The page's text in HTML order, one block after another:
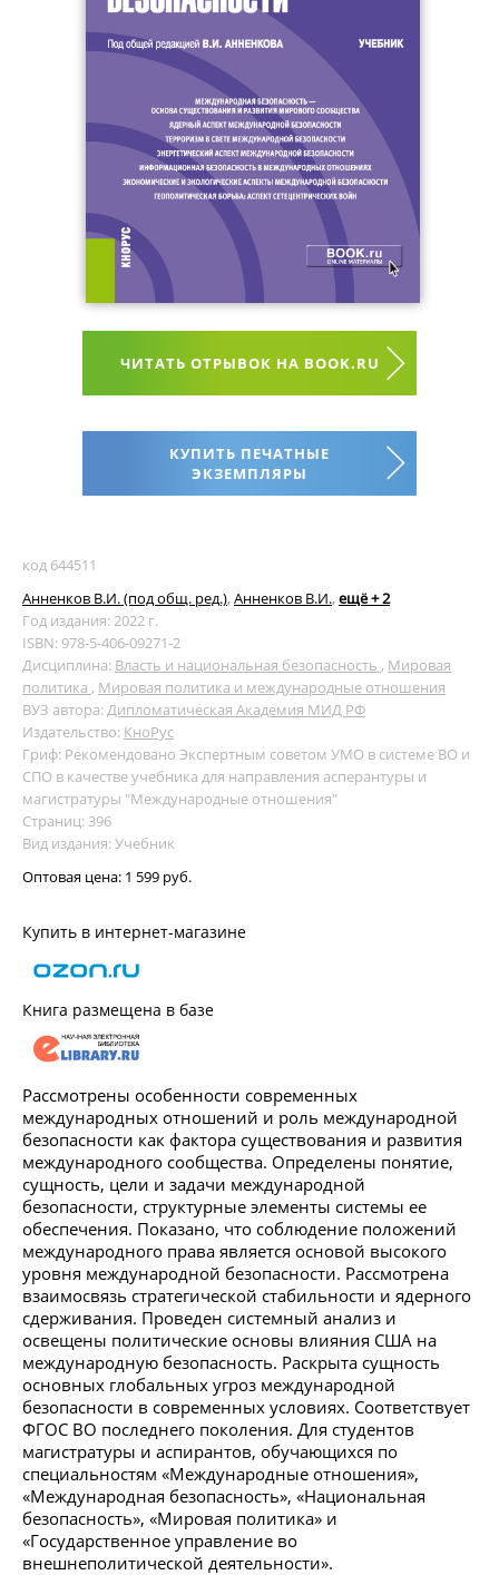
ЧИТАТЬ ОТРЫВОК НА BOOK.RU
КУПИТЬ ПЕЧАТНЫЕ
ЭКЗЕМПЛЯРЫ
код 644511
Анненков В.И. (под общ. ред.), Анненков В.И., ещё + 2
Год издания: 2022 г.
ISBN: 978-5-406-09271-2
Дисциплина: Власть и национальная безопасность , Мировая
политика , Мировая политика и международные отношения
ВУЗ автора:Дипломатическая Академия МИД РФ
Издательство: КноРус
Гриф: Рекомендовано Экспертным советом УМО в системе ВО и
СПО в качестве учебника для направления асперантуры и
магистратуры "Международные отношения"
Страниц: 396
Вид издания: Учебник
Оптовая цена: 1 599 руб.
Купить в интернет-магазине
Книга размещена в базе
Рассмотрены особенности современных
международных отношений и роль международной
безопасности как фактора существования и развития
международного сообщества. Определены понятие,
сущность, цели и задачи международной
безопасности, структурные элементы системы ее
обеспечения. Показано, что соблюдение положений
международного права является основой высокого
уровня международной безопасности. Рассмотрена
взаимосвязь стратегической стабильности и ядерного
сдерживания. Проведен системный анализ и
освещены политические основы влияния США на
международную безопасность. Раскрыта сущность
основных глобальных угроз международной
безопасности в современных условиях. Соответствует
ФГОС ВО последнего поколения. Для студентов
магистратуры и аспирантов, обучающихся по
специальностям «Международные отношения»,
«Международная безопасность», «Национальная
безопасность», «Мировая политика» и
«Государственное управление во
внешнеполитической деятельности».